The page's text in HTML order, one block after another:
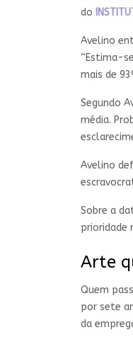
do
Avelino
“Estima-
mais de
Segundo
média.
Avelino
Sobre a
prioridade
Arte
Quem
por sete
da